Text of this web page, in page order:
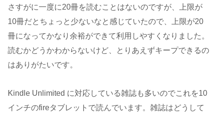
さすがに一度に20冊を読むことはないのですが、上限が
10冊だとちょっと少ないなと感じていたので、上限が20
冊になってかなり余裕ができて利用しやすくなりました。
読むかどうかわからないけど、とりあえずキープできるの
はありがたいです。
Kindle Unlimited に対応している雑誌も多いのでこれを10
インチのfireタブレットで読んでいます。雑誌はどうして